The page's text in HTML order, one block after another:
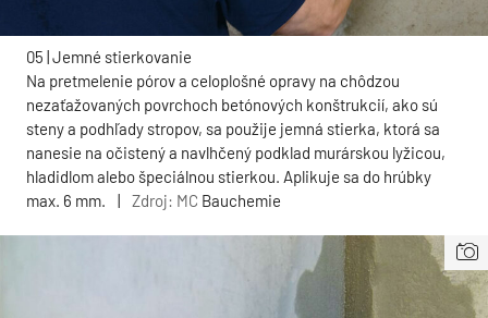
05 | Jemné stierkovanie
Na pretmelenie pórov a celoplošné opravy na chôdzou
nezaťažovaných povrchoch betónových konštrukcií, ako sú
steny a podhľady stropov, sa použije jemná stierka, ktorá sa
nanesie na očistený a navlhčený podklad murárskou lyžicou,
hladidlom alebo špeciálnou stierkou. Aplikuje sa do hrúbky
max. 6 mm.
| Zdroj: MC Bauchemie